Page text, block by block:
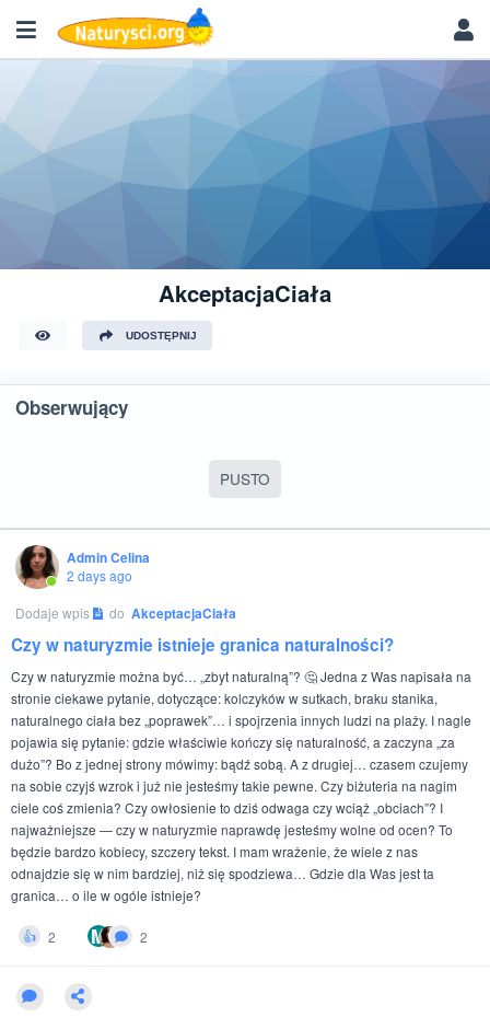
AkceptacjaCiała
UDOSTĘPNIJ
Obserwujący
PUSTO
Admin Celina
2 days ago
Dodaje wpis
do AkceptacjaCiała
Czy w naturyzmie istnieje granica naturalności?
Czy w naturyzmie można być… „zbyt naturalną”? 🤔 Jedna z Was napisała na
stronie ciekawe pytanie, dotyczące: kolczyków w sutkach, braku stanika,
naturalnego ciała bez „poprawek”… i spojrzenia innych ludzi na plaży. I nagle
pojawia się pytanie: gdzie właściwie kończy się naturalność, a zaczyna „za
dużo”? Bo z jednej strony mówimy: bądź sobą. A z drugiej… czasem czujemy
na sobie czyjś wzrok i już nie jesteśmy takie pewne. Czy biżuteria na nagim
ciele coś zmienia? Czy owłosienie to dziś odwaga czy wciąż „obciach”? I
najważniejsze — czy w naturyzmie naprawdę jesteśmy wolne od ocen? To
będzie bardzo kobiecy, szczery tekst. I mam wrażenie, że wiele z nas
odnajdzie się w nim bardziej, niż się spodziewa… Gdzie dla Was jest ta
granica… o ile w ogóle istnieje?
👍 2 M 2